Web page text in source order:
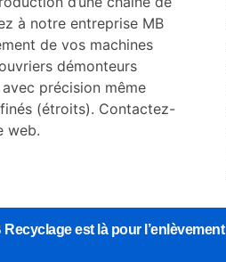
Recyclage est là pour
à notre entreprise MB
de vos machines
démonteurs
précision même
(étroits). Contactez-
web.